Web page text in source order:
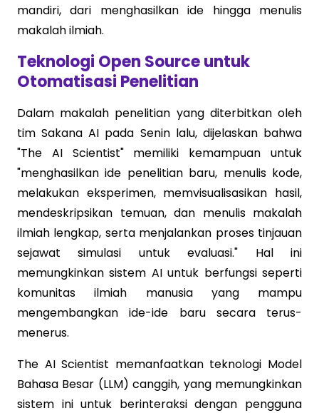
mandiri, dari menghasilkan ide hingga menulis
makalah ilmiah.
Teknologi Open Source untuk
Otomatisasi Penelitian
Dalam makalah penelitian yang diterbitkan oleh
tim Sakana AI pada Senin lalu, dijelaskan bahwa
"The AI Scientist" memiliki kemampuan untuk
"menghasilkan ide penelitian baru, menulis kode,
melakukan eksperimen, memvisualisasikan hasil,
mendeskripsikan temuan, dan menulis makalah
ilmiah lengkap, serta menjalankan proses tinjauan
sejawat simulasi untuk evaluasi." Hal ini
memungkinkan sistem AI untuk berfungsi seperti
komunitas ilmiah manusia yang mampu
mengembangkan ide-ide baru secara terus-
menerus.
The AI Scientist memanfaatkan teknologi Model
Bahasa Besar (LLM) canggih, yang memungkinkan
sistem ini untuk berinteraksi dengan pengguna